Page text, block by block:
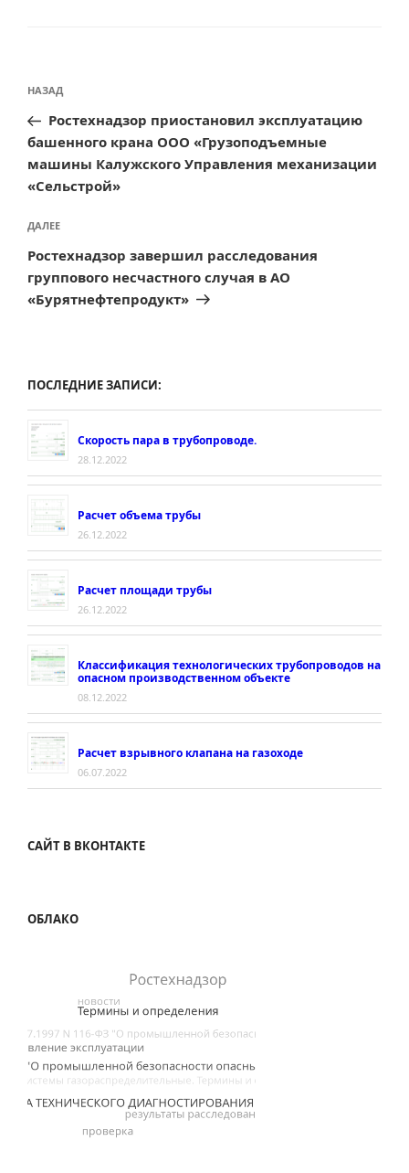
Навигация
записям
Предыдущая
запись:
НАЗАД
Ростехнадзор приостановил эксплуатацию
башенного крана ООО «Грузоподъемные
машины Калужского Управления механизации
«Сельстрой»
Следующая
запись
ДАЛЕЕ
Ростехнадзор завершил расследования
группового несчастного случая в АО
«Бурятнефтепродукт»
ПОСЛЕДНИЕ ЗАПИСИ:
Скорость пара в трубопроводе.
28.12.2022
Расчет объема трубы
26.12.2022
Расчет площади трубы
26.12.2022
Классификация технологических трубопроводов на
опасном производственном объекте
08.12.2022
Расчет взрывного клапана на газоходе
06.07.2022
САЙТ В ВКОНТАКТЕ
ОБЛАКО